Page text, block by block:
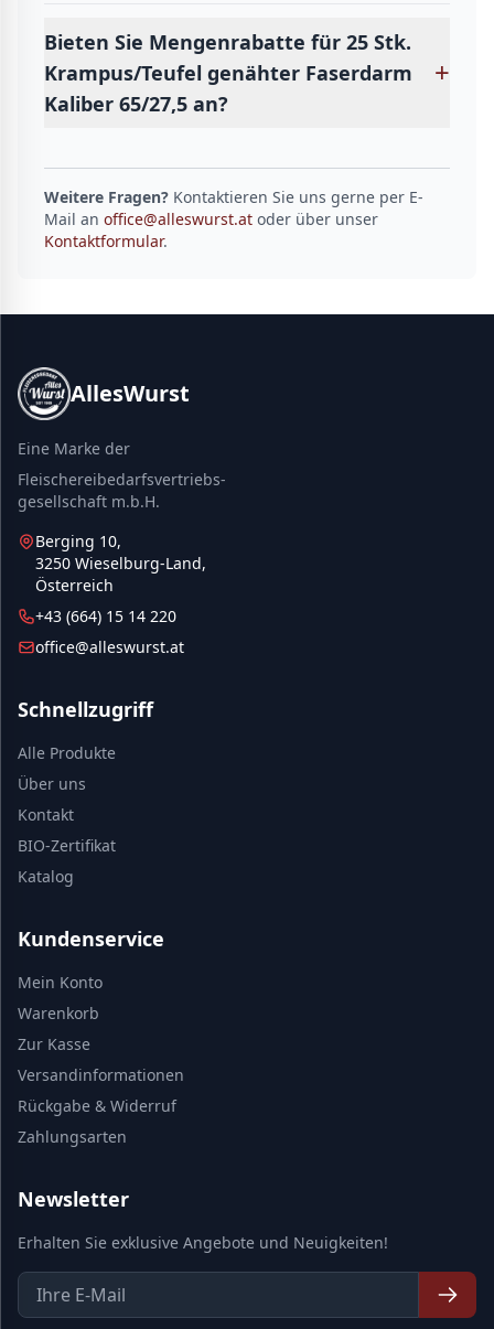
Bieten Sie Mengenrabatte für 25 Stk.
Krampus/Teufel genähter Faserdarm
Kaliber 65/27,5 an?
+
Weitere Fragen? Kontaktieren Sie uns gerne per E-
Mail an office@alleswurst.at oder über unser
Kontaktformular.
AllesWurst
Eine Marke der
Fleischereibedarfsvertriebs-
gesellschaft m.b.H.
Berging 10,
3250 Wieselburg-Land,
Österreich
+43 (664) 15 14 220
office@alleswurst.at
Schnellzugriff
Alle Produkte
Über uns
Kontakt
BIO-Zertifikat
Katalog
Kundenservice
Mein Konto
Warenkorb
Zur Kasse
Versandinformationen
Rückgabe & Widerruf
Zahlungsarten
Newsletter
Erhalten Sie exklusive Angebote und Neuigkeiten!